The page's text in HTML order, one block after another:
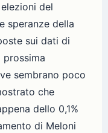
del
speranze della
sui dati di
prossima
sembrano poco
che
dello 0,1%
di Meloni